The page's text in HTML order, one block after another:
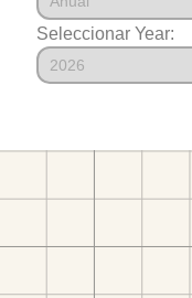
Seleccionar Year: